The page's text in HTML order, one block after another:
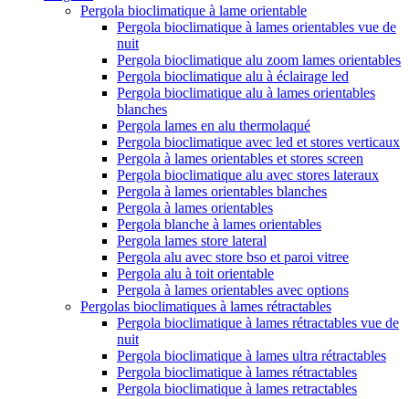
Pergola bioclimatique à lame orientable
Pergola bioclimatique à lames orientables vue de
nuit
Pergola bioclimatique alu zoom lames orientables
Pergola bioclimatique alu à éclairage led
Pergola bioclimatique alu à lames orientables
blanches
Pergola lames en alu thermolaqué
Pergola bioclimatique avec led et stores verticaux
Pergola à lames orientables et stores screen
Pergola bioclimatique alu avec stores lateraux
Pergola à lames orientables blanches
Pergola à lames orientables
Pergola blanche à lames orientables
Pergola lames store lateral
Pergola alu avec store bso et paroi vitree
Pergola alu à toit orientable
Pergola à lames orientables avec options
Pergolas bioclimatiques à lames rétractables
Pergola bioclimatique à lames rétractables vue de
nuit
Pergola bioclimatique à lames ultra rétractables
Pergola bioclimatique à lames rétractables
Pergola bioclimatique à lames retractables